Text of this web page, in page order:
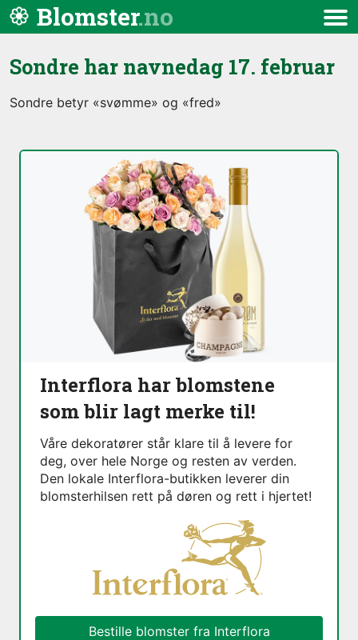
Hopp til innhold
Blomster
Meny
Sondre har navnedag 17. februar
Sondre betyr «svømme» og «fred»
Interflora har blomstene
som blir lagt merke til!
Våre dekoratører står klare til å levere for
deg, over hele Norge og resten av verden.
Den lokale Interflora-butikken leverer din
blomsterhilsen rett på døren og rett i hjertet!
Bestille blomster fra Interflora